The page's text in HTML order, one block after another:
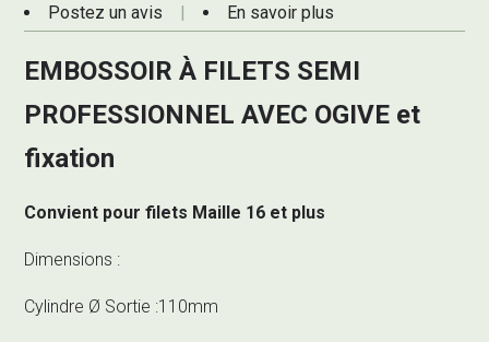
Postez un avis
En savoir plus
EMBOSSOIR À FILETS SEMI
PROFESSIONNEL AVEC OGIVE et
fixation
Convient pour filets Maille 16 et plus
Dimensions :
Cylindre Ø Sortie :110mm